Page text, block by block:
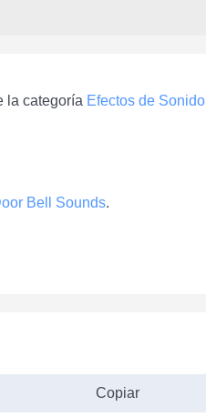
la categoría Efectos de Sonido
Bell Sounds.
Copiar